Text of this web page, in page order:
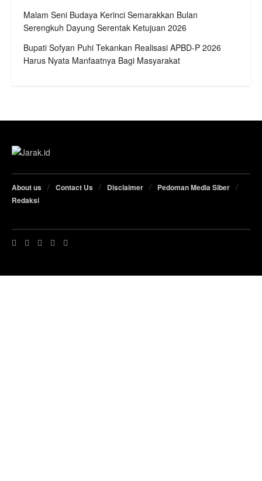
Malam Seni Budaya Kerinci Semarakkan Bulan
Serengkuh Dayung Serentak Ketujuan 2026
Bupati Sofyan Puhi Tekankan Realisasi APBD-P 2026
Harus Nyata Manfaatnya Bagi Masyarakat
About us Contact Us Disclaimer
Pedoman Media Siber
Redaksi